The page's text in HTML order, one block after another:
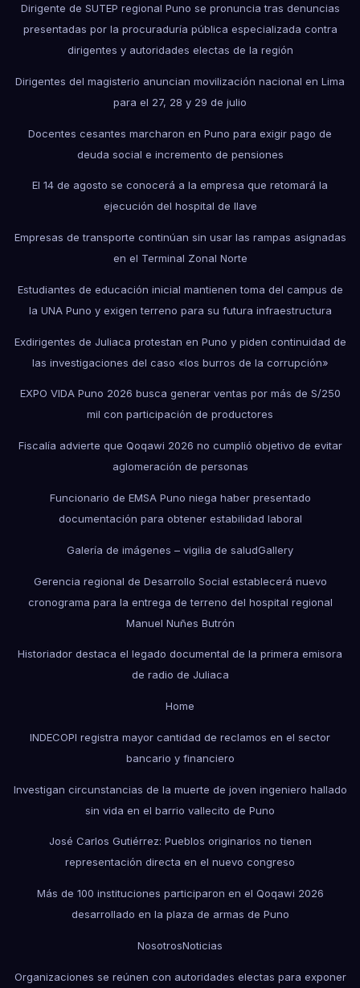
Dirigente de SUTEP regional Puno se pronuncia tras denuncias
presentadas por la procuraduría pública especializada contra
dirigentes y autoridades electas de la región
Dirigentes del magisterio anuncian movilización nacional en Lima
para el 27, 28 y 29 de julio
Docentes cesantes marcharon en Puno para exigir pago de
deuda social e incremento de pensiones
El 14 de agosto se conocerá a la empresa que retomará la
ejecución del hospital de Ilave
Empresas de transporte continúan sin usar las rampas asignadas
en el Terminal Zonal Norte
Estudiantes de educación inicial mantienen toma del campus de
la UNA Puno y exigen terreno para su futura infraestructura
Exdirigentes de Juliaca protestan en Puno y piden continuidad de
las investigaciones del caso «los burros de la corrupción»
EXPO VIDA Puno 2026 busca generar ventas por más de S/250
mil con participación de productores
Fiscalía advierte que Qoqawi 2026 no cumplió objetivo de evitar
aglomeración de personas
Funcionario de EMSA Puno niega haber presentado
documentación para obtener estabilidad laboral
Galería de imágenes – vigilia de saludGallery
Gerencia regional de Desarrollo Social establecerá nuevo
cronograma para la entrega de terreno del hospital regional
Manuel Nuñes Butrón
Historiador destaca el legado documental de la primera emisora
de radio de Juliaca
Home
INDECOPI registra mayor cantidad de reclamos en el sector
bancario y financiero
Investigan circunstancias de la muerte de joven ingeniero hallado
sin vida en el barrio vallecito de Puno
José Carlos Gutiérrez: Pueblos originarios no tienen
representación directa en el nuevo congreso
Más de 100 instituciones participaron en el Qoqawi 2026
desarrollado en la plaza de armas de Puno
NosotrosNoticias
Organizaciones se reúnen con autoridades electas para exponer